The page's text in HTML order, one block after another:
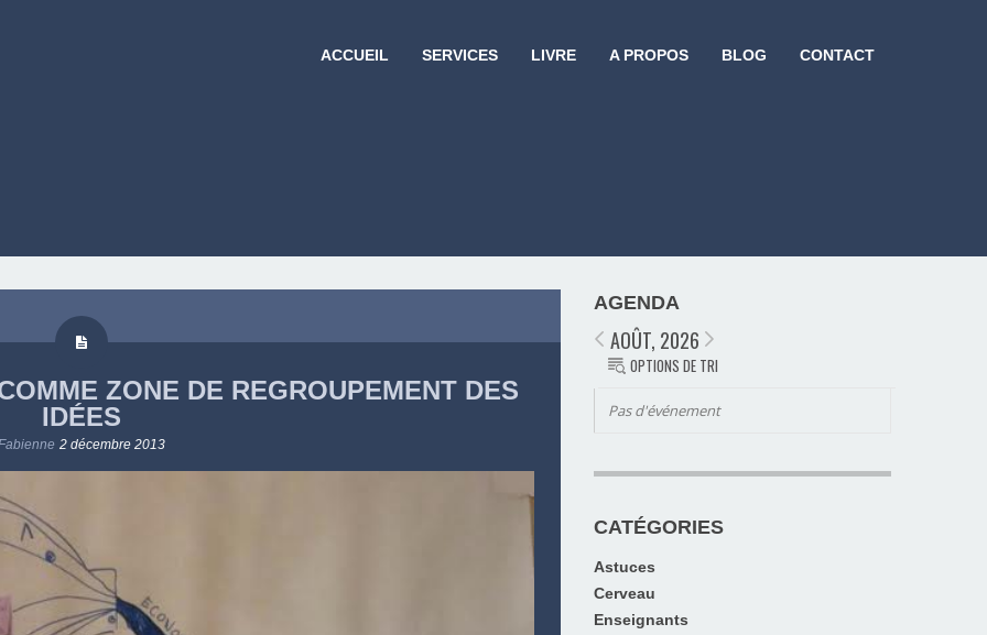
ACCUEIL SERVICES LIVRE A PROPOS BLOG CONTACT
ZONE DE REGROUPEMENT DES
IDÉES
2 décembre 2013
AGENDA
AOÛT, 2026
OPTIONS DE TRI
Pas d'événement
CATÉGORIES
Astuces
Cerveau
Enseignants